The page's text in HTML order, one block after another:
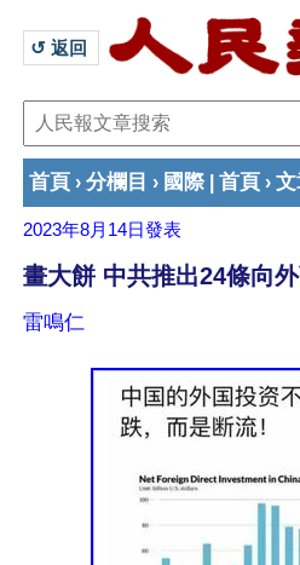
↺ 返回
首頁 › 分欄目 › 國際| 首頁 ›
2023年8月14日發表
畫大餅 中共推出24條向外
雷鳴仁